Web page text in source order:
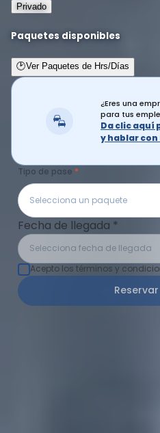
Privado
Paquetes disponibles
🕑Ver Paquetes de Hrs/Días
¿Eres una
para tus
Da clic aquí
y hablar
Tipo de pase
Selecciona un paquete
Fecha de llegada *
Selecciona fecha de llegada
Acepto los términos y